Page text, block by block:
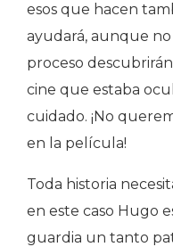
esos que hacen
ayudará, aunque no
proceso
cine que estaba
cuidado. ¡No
en la película!
Toda historia
en este caso Hugo
guardia un tanto